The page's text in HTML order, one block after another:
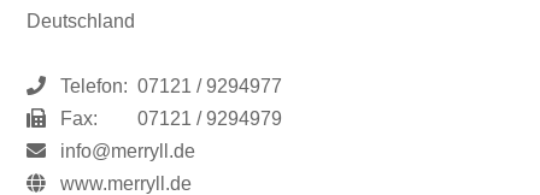
Deutschland
Telefon: 07121 / 9294977
Fax:
07121 / 9294979
info@merryll.de
www.merryll.de